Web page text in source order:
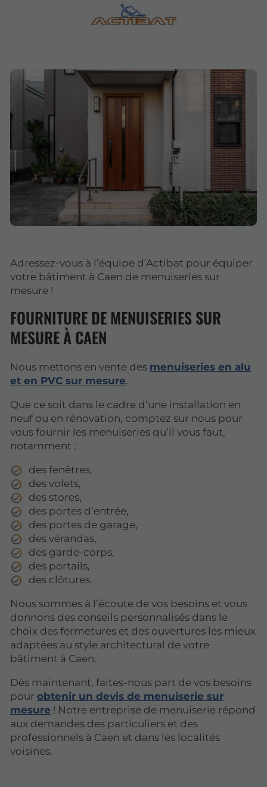
Adressez-vous à l’équipe d’Actibat pour équiper
votre bâtiment à Caen de menuiseries sur
mesure !
FOURNITURE DE MENUISERIES SUR
MESURE À CAEN
Nous mettons en vente des menuiseries en alu
et en PVC sur mesure.
Que ce soit dans le cadre d’une installation en
neuf ou en rénovation, comptez sur nous pour
vous fournir les menuiseries qu’il vous faut,
notamment :
des fenêtres,
des volets,
des stores,
des portes d’entrée,
des portes de garage,
des vérandas,
des garde-corps,
des portails,
des clôtures.
Nous sommes à l’écoute de vos besoins et vous
donnons des conseils personnalisés dans le
choix des fermetures et des ouvertures les mieux
adaptées au style architectural de votre
bâtiment à Caen.
Dès maintenant, faites-nous part de vos besoins
pour obtenir un devis de menuiserie sur
mesure ! Notre entreprise de menuiserie répond
aux demandes des particuliers et des
professionnels à Caen et dans les localités
voisines.